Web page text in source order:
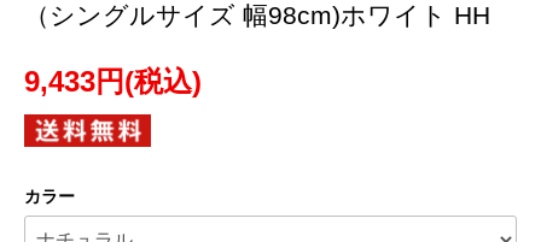
（シングルサイズ 幅98cm)ホワイト HH
9,433円(税込)
カラー